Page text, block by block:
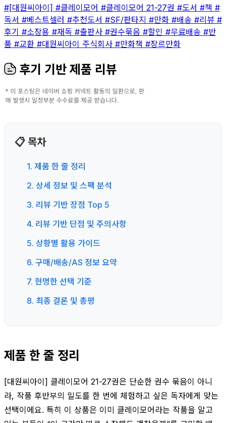
#[대원씨아이] #클레이모어 #클레이모어 21-27권 #도서 #책 #
독서 #베스트셀러 #추천도서 #SF/판타지 #만화 #배송 #리뷰 #
후기 #소장용 #재독 #출판사 #권수묶음 #할인 #무료배송 #반
품 #교환 #대원씨아이 주식회사 #만화책 #장르만화
후기 기반 제품 리뷰
📋 목차
1. 제품 한 줄 정리
2. 상세 정보 및 스펙 분석
3. 리뷰 기반 장점 Top 5
4. 리뷰 기반 단점 및 주의사항
5. 상황별 활용 가이드
6. 구매/배송/AS 정보 요약
7. 현명한 선택 기준
8. 최종 결론 및 총평
제품 한 줄 정리
[대원씨아이] 클레이모어 21-27권은 단순한 권수 묶음이 아니
라, 작품 후반부의 밀도를 한 번에 체험하고 싶은 독자에게 맞는
선택이에요. 특히 이 상품은 이미 클레이모어라는 작품을 알고